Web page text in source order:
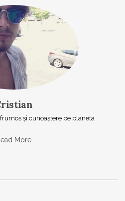
și cunoaștere pe planeta
More